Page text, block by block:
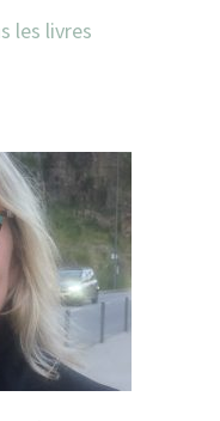
les livres